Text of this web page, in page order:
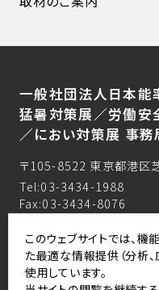
このウェブサイトでは、
た最適な情報提供（分析
使用しています。
一般社団法人日本能
猛暑対策展／労働安
／におい対策展 事務
〒105-8522 東京都港区
Tel:03-3434-1988
Fax:03-3434-8076
JMA主催イベントの年間